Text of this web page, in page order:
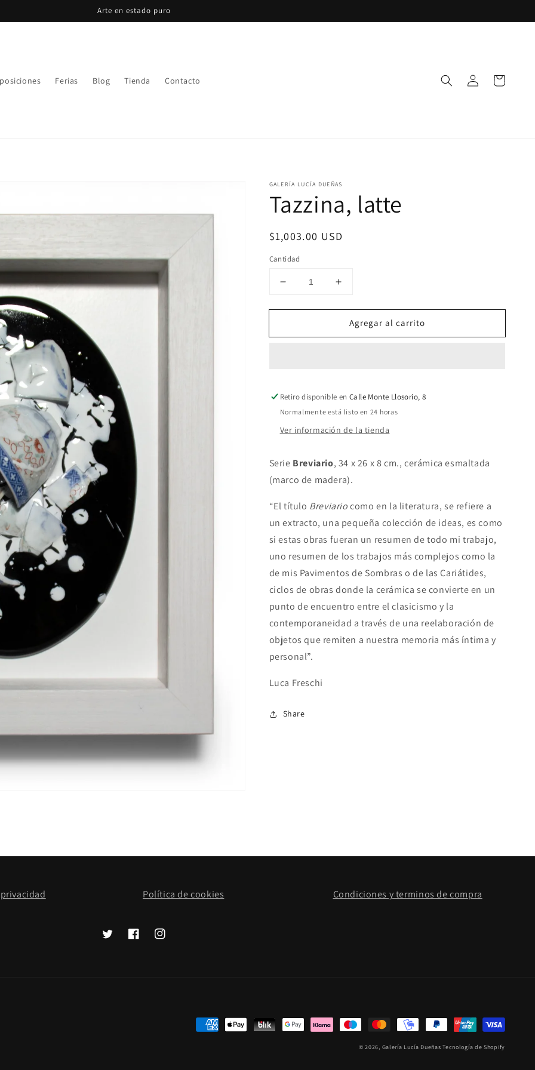
Arte en estado puro
Ferias Blog Tienda Contacto
sesión
Carrito
GALERÍA LUCÍA DUEÑAS
Tazzina, latte
Precio
habitual
$1,003.00 USD
Cantidad
Reducir
para
latte
Aumentar
para
Tazzina,
latte
Agregar al carrito
Retiro disponible en Calle Monte Llosorio, 8
Normalmente está listo en 24 horas
Ver información de la tienda
Serie Breviario, 34 x 26 x 8 cm., cerámica esmaltada
(marco de madera).
“El título Breviariocomo en la literatura, se refiere a
un extracto, una pequeña colección de ideas, es como
si estas obras fueran un resumen de todo mi trabajo,
uno resumen de los trabajos más complejos como la
de mis Pavimentos de Sombras o de las Cariátides,
ciclos de obras donde la cerámica se convierte en un
punto de encuentro entre el clasicismo y la
contemporaneidad a través de una reelaboración de
objetos que remiten a nuestra memoria más íntima y
personal”.
Luca Freschi
Share
Política de cookies Condiciones y terminos de compra
TwitterFacebookInstagram
Formas
© 2026, Galería Lucía Dueñas Tecnología de Shopify